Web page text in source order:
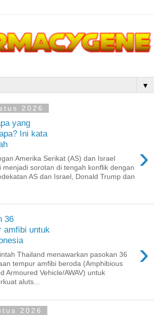
▼
2026
yang
Ini kata
›
Amerika Serikat (AS) dan Israel
menjadi sorotan di tengah konflik dengan
AS dan Israel, Donald Trump dan
36
amfibi untuk
›
Thailand menawarkan pasokan 36
tempur amfibi beroda (Amphibious
Armoured Vehicle/AWAV) untuk
aluts...
2026